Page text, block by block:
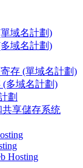
域名計劃)
域名計劃)
存 (單域名計劃)
(多域名計劃)
劃
共享儲存系统
Hosting